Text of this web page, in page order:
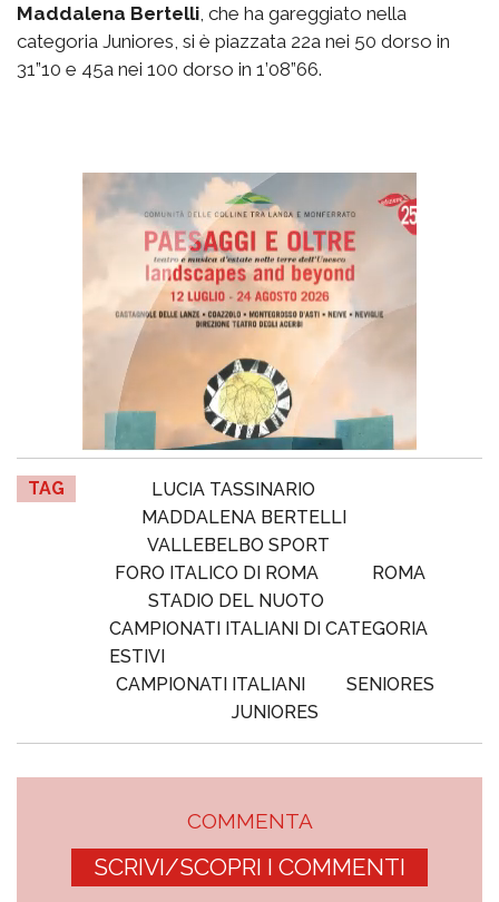
Maddalena Bertelli , che ha gareggiato nella
categoria Juniores, si è piazzata 22a nei 50 dorso in
31”10 e 45a nei 100 dorso in 1’08”66.
TAG
LUCIA TASSINARIO
MADDALENA BERTELLI
VALLEBELBO SPORT
FORO ITALICO DI ROMA
ROMA
STADIO DEL NUOTO
CAMPIONATI ITALIANI DI CATEGORIA
ESTIVI
CAMPIONATI ITALIANI
SENIORES
JUNIORES
COMMENTA
SCRIVI/SCOPRI I COMMENTI